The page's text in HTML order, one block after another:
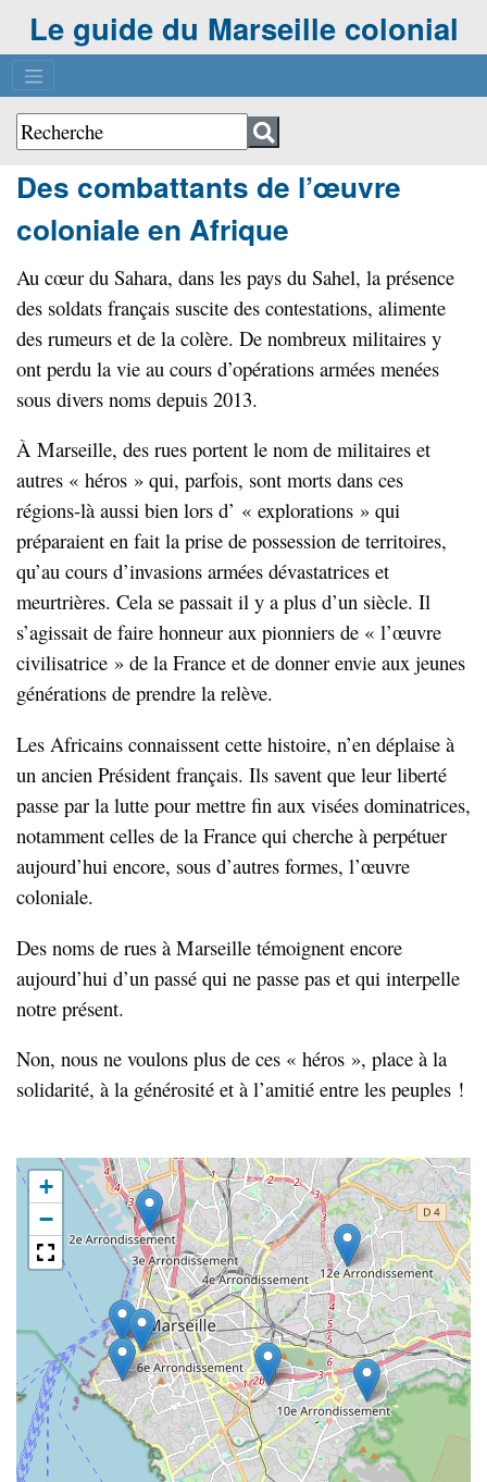
Le guide du Marseille colonial
Des combattants de l’œuvre
coloniale en Afrique
Au cœur du Sahara, dans les pays du Sahel, la présence
des soldats français suscite des contestations, alimente
des rumeurs et de la colère. De nombreux militaires y
ont perdu la vie au cours d’opérations armées menées
sous divers noms depuis 2013.
À Marseille, des rues portent le nom de militaires et
autres « héros » qui, parfois, sont morts dans ces
régions-là aussi bien lors d’ « explorations » qui
préparaient en fait la prise de possession de territoires,
qu’au cours d’invasions armées dévastatrices et
meurtrières. Cela se passait il y a plus d’un siècle. Il
s’agissait de faire honneur aux pionniers de « l’œuvre
civilisatrice » de la France et de donner envie aux jeunes
générations de prendre la relève.
Les Africains connaissent cette histoire, n’en déplaise à
un ancien Président français. Ils savent que leur liberté
passe par la lutte pour mettre fin aux visées dominatrices,
notamment celles de la France qui cherche à perpétuer
aujourd’hui encore, sous d’autres formes, l’œuvre
coloniale.
Des noms de rues à Marseille témoignent encore
aujourd’hui d’un passé qui ne passe pas et qui interpelle
notre présent.
Non, nous ne voulons plus de ces « héros », place à la
solidarité, à la générosité et à l’amitié entre les peuples !
+
−